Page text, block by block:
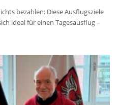
bezahlen: Diese Ausflugsziele
ideal für einen Tagesausflug –